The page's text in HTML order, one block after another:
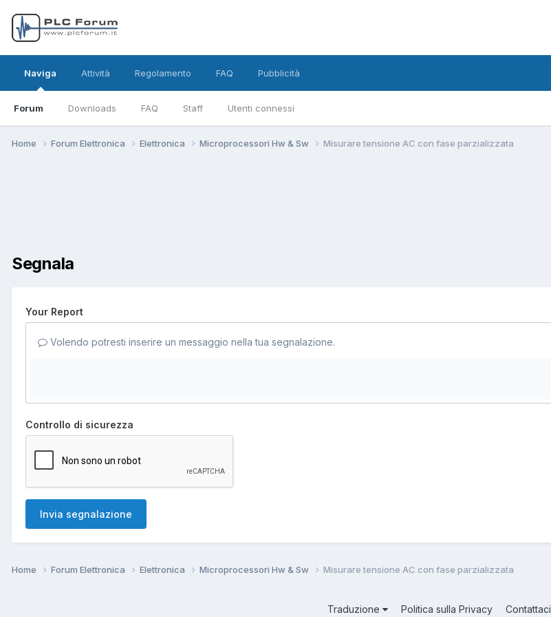
Naviga
Forum Downloads FAQ Staff Utenti connessi
Attività Regolamento FAQ Pubblicità
Home Forum Elettronica Elettronica Microprocessori Hw & Sw Misurare tensione AC con fase parzializzata
Segnala
Your Report
Volendo potresti inserire un messaggio nella tua segnalazione.
Controllo di sicurezza
Invia segnalazione
Home Forum Elettronica Elettronica Microprocessori Hw & Sw Misurare tensione AC con fase parzializzata
Traduzione Politica sulla Privacy Contattaci